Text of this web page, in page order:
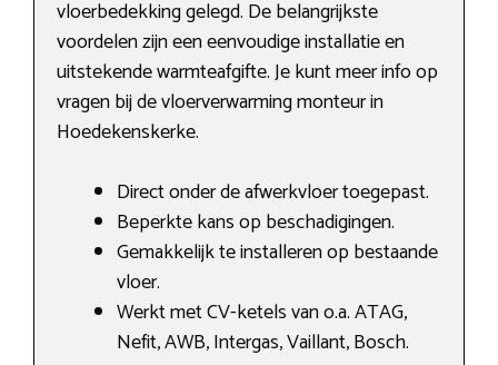
vloerbedekking gelegd. De belangrijkste
voordelen zijn een eenvoudige installatie en
uitstekende warmteafgifte. Je kunt meer info op
vragen bij de vloerverwarming monteur in
Hoedekenskerke.
Direct onder de afwerkvloer toegepast.
Beperkte kans op beschadigingen.
Gemakkelijk te installeren op bestaande
vloer.
Werkt met CV-ketels van o.a. ATAG,
Nefit, AWB, Intergas, Vaillant, Bosch.